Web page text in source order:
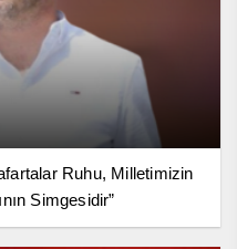
Ruhu, Milletimizin
Simgesidir”